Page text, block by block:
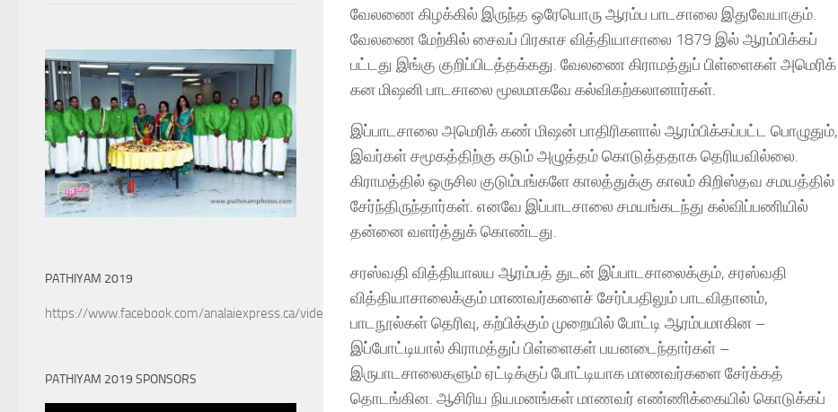
வேலணை கிழக்கில் இருந்த ஒரேயொரு ஆரம்ப பாடசாலை இதுவேயாகும்.
வேலணை மேற்கில் சைவப் பிரகாச வித்தியாசாலை 1879 இல் ஆரம்பிக்கப்
பட்டது இங்கு குறிப்பிடத்தக்கது. வேலணை கிராமத்துப் பிள்ளைகள் அமெரிக்
கன மிஷனி பாடசாலை மூலமாகவே கல்விகற்கலானார்கள்.
இப்பாடசாலை அமெரிக் கண் மிஷன் பாதிரிகளால் ஆரம்பிக்கப்பட்ட பொழுதும்,
இவர்கள் சமூகத்திற்கு கடும் அழுத்தம் கொடுத்ததாக தெரியவில்லை.
கிராமத்தில் ஒருசில குடும்பங்களே காலத்துக்கு காலம் கிறிஸ்தவ சமயத்தில்
சேர்ந்திருந்தார்கள். எனவே இப்பாடசாலை சமயங்கடந்து கல்விப்பணியில்
தன்னை வளர்த்துக் கொண்டது.
சரஸ்வதி வித்தியாலய ஆரம்பத் துடன் இப்பாடசாலைக்கும், சரஸ்வதி
வித்தியாசாலைக்கும் மாணவர்களைச் சேர்ப்பதிலும் பாடவிதானம்,
பாடநூல்கள் தெரிவு, கற்பிக்கும் முறையில் போட்டி ஆரம்பமாகின –
இப்போட்டியால் கிராமத்துப் பிள்ளைகள் பயனடைந்தார்கள் –
இருபாடசாலைகளும் ஏட்டிக்குப் போட்டியாக மாணவர்களை சேர்க்கத்
தொடங்கின. ஆசிரிய நியமனங்கள் மாணவர் எண்ணிக்கையில் கொடுக்கப்
PATHIYAM 2019
https://www.facebook.com/analaiexpress.ca/videos/602289010528954/
PATHIYAM 2019 SPONSORS